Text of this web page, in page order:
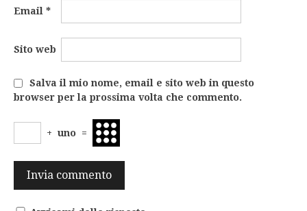
Email *
Sito web
Salva il mio nome, email e sito web in questo
browser per la prossima volta che commento.
+ uno =